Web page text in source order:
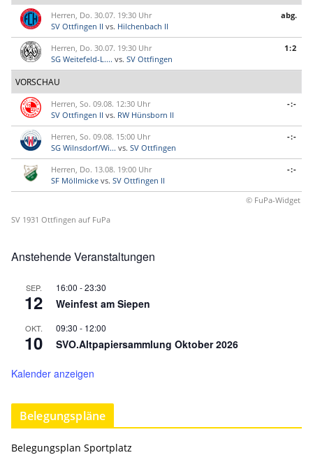
Herren, Do. 30.07. 19:30 Uhr
SV Ottfingen II vs. Hilchenbach II
abg.
Herren, Do. 30.07. 19:30 Uhr
SG Weitefeld-L.... vs. SV Ottfingen
1:2
VORSCHAU
Herren, So. 09.08. 12:30 Uhr
SV Ottfingen II vs. RW Hünsborn II
-:-
Herren, So. 09.08. 15:00 Uhr
SG Wilnsdorf/Wi... vs. SV Ottfingen
-:-
Herren, Do. 13.08. 19:00 Uhr
SF Möllmicke vs. SV Ottfingen II
-:-
© FuPa-Widget
SV 1931 Ottfingen auf FuPa
Anstehende Veranstaltungen
SEP.
12
16:00 -23:30
Weinfest am Siepen
OKT.
10
09:30 - 12:00
SVO.Altpapiersammlung Oktober 2026
Kalender anzeigen
Belegungspläne
Belegungsplan Sportplatz